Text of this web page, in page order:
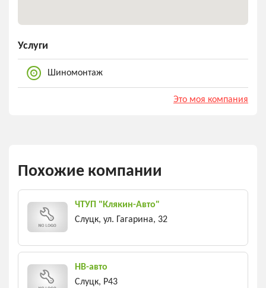
Услуги
Шиномонтаж
Это моя компания
Похожие компании
ЧТУП "Клякин-Авто"
Слуцк, ул. Гагарина, 32
НВ-авто
Слуцк, Р43